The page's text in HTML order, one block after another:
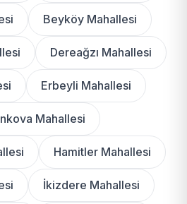
Beyköy Mahallesi
Dereağzı Mahallesi
Erbeyli Mahallesi
Mahallesi
Hamitler Mahallesi
İkizdere Mahallesi